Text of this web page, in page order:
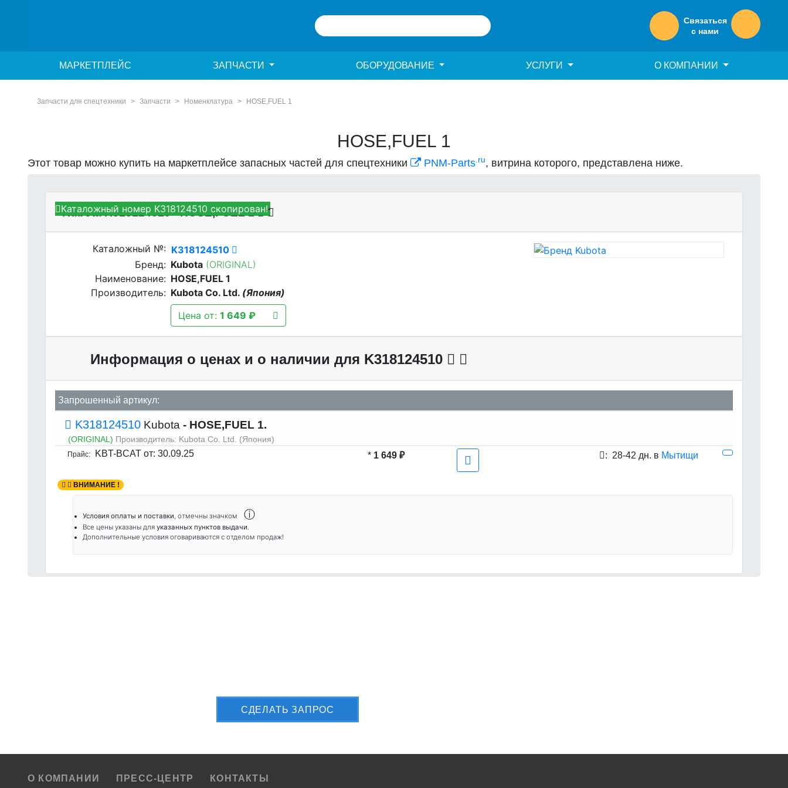
Связаться
с нами
МАРКЕТПЛЕЙС ЗАПЧАСТИ ОБОРУДОВАНИЕ УСЛУГИ О КОМПАНИИ
Запчасти для спецтехники Запчасти Номенклатура HOSE,FUEL 1
HOSE,FUEL 1
Этот товар можно купить на маркетплейсе запасных частей для спецтехники PNM-Parts.ru, витрина которого, представлена ниже.
Kubota K318124510 - HOSE,FUEL 1
Каталожный №: K318124510
Бренд: Kubota (ORIGINAL)
Наименование: HOSE,FUEL 1
Производитель: Kubota Co. Ltd. (Япония)
Цена от: 1 649 ₽
Каталожный номер K318124510 скопирован!
Информация о ценах и о наличии для K318124510
Запрошенный артикул:
K318124510 Kubota - HOSE,FUEL 1.
(ORIGINAL) Производитель: Kubota Co. Ltd. (Япония)
Прайс: KBT-BCAT от: 30.09.25 * 1 649 ₽ : 28-42 дн. в Мытищи
ВНИМАНИЕ !
Условия оплаты и поставки , отмечны значком ⓘ
Все цены указаны для указанных пунктов выдачи
Дополнительные условия оговариваются с отделом продаж!
CДЕЛАТЬ ЗАПРОС
О КОМПАНИИ ПРЕСС-ЦЕНТР КОНТАКТЫ